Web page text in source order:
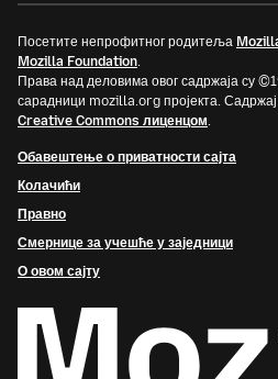
Посетите непрофитног родитеља
Mozilla Foundation.
Права над деловима овог садржаја су
сарадници mozilla.org пројекта. Садржај
Creative Commons лиценцом.
Обавештење о приватности сајта
Колачићи
Правно
Смернице за учешће у заједници
О овом сајту